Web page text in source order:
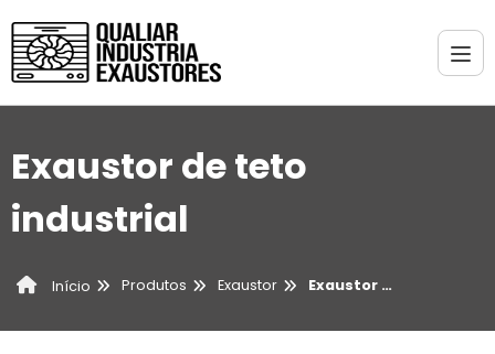
Exaustor de teto
industrial
Início Produtos Exaustor Exaustor de teto industrial